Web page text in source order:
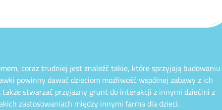
coraz trudniej jest znaleźć takie, które sprzyjają budowaniu
powinny dawać dzieciom możliwość wspólnej zabawy z ich
stwarzać przyjazny grunt do interakcji z innymi dziećmi z
zastosowaniach między innymi farma dla dzieci.